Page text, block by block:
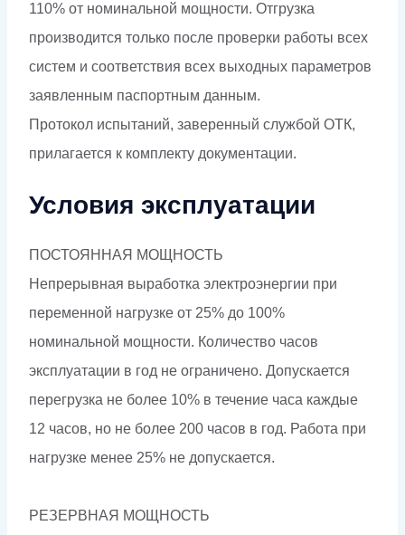
110% от номинальной мощности. Отгрузка
производится только после проверки работы всех
систем и соответствия всех выходных параметров
заявленным паспортным данным.
Протокол испытаний, заверенный службой ОТК,
прилагается к комплекту документации.
Условия эксплуатации
ПОСТОЯННАЯ МОЩНОСТЬ
Непрерывная выработка электроэнергии при
переменной нагрузке от 25% до 100%
номинальной мощности. Количество часов
эксплуатации в год не ограничено. Допускается
перегрузка не более 10% в течение часа каждые
12 часов, но не более 200 часов в год. Работа при
нагрузке менее 25% не допускается.
РЕЗЕРВНАЯ МОЩНОСТЬ